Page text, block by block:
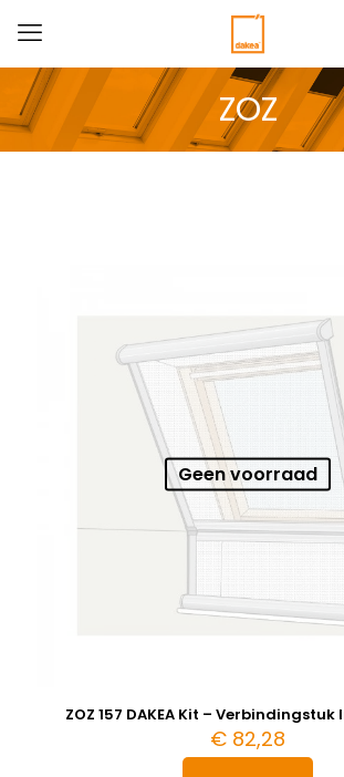
ZOZ
Geen voorraad
ZOZ 157 DAKEA Kit –
€ 82,28